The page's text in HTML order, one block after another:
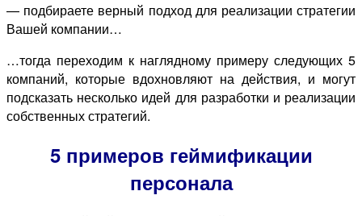
— подбираете верный подход для реализации стратегии
Вашей компании…
…тогда переходим к наглядному примеру следующих 5
компаний, которые вдохновляют на действия, и могут
подсказать несколько идей для разработки и реализации
собственных стратегий.
5 примеров геймификации
персонала